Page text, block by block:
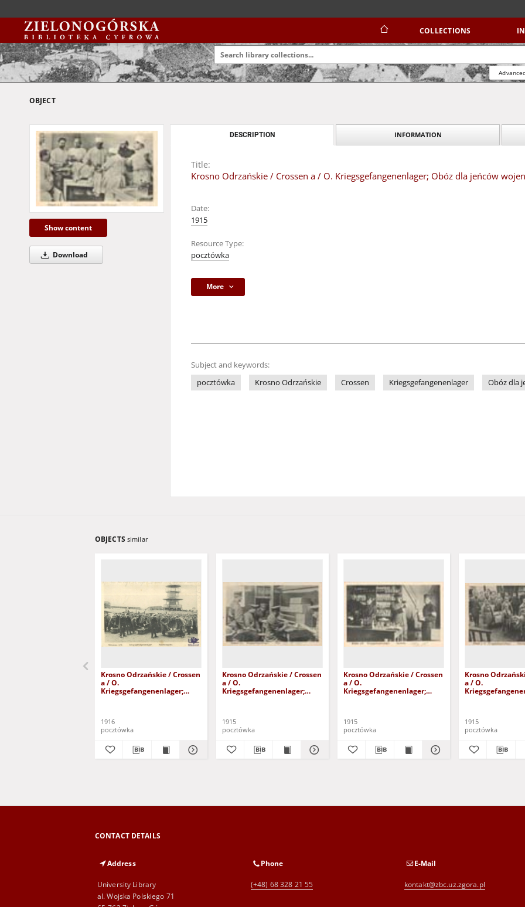
COLLECTIONS
OBJECT
Show content
Download
DESCRIPTION INFORMATION
Title:
Krosno Odrzańskie / Crossen a / O. Kriegsgefangenenlager; Obóz dla jeńców
Date:
1915
Resource Type:
pocztówka
More
Subject and keywords:
pocztówka
Krosno Odrzańskie Crossen Kriegsgefangenenlager Obóz dla
OBJECTS similar
Krosno Odrzańskie / Crossen
a / O.
Kriegsgefangenenlager;
1916
pocztówka
Krosno Odrzańskie / Crossen
a / O.
Kriegsgefangenenlager;
1915
pocztówka
Krosno Odrzańskie / Crossen
a / O.
Kriegsgefangenenlager;
1915
pocztówka
Krosno
a / O.
1915
pocztówka
CONTACT DETAILS
Address
University Library
al. Wojska Polskiego 71
Phone
(+48) 68 328 21 55
E-Mail
kontakt@zbc.uz.zgora.pl